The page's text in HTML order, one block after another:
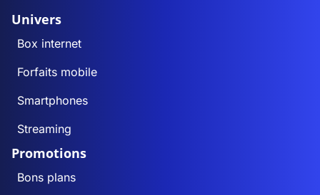
Univers
Box internet
Forfaits mobile
Smartphones
Streaming
Promotions
Bons plans